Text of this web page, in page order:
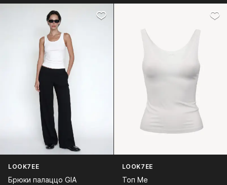
LOOK7EE
Брюки палаццо GIA
LOOK7EE
Топ Me